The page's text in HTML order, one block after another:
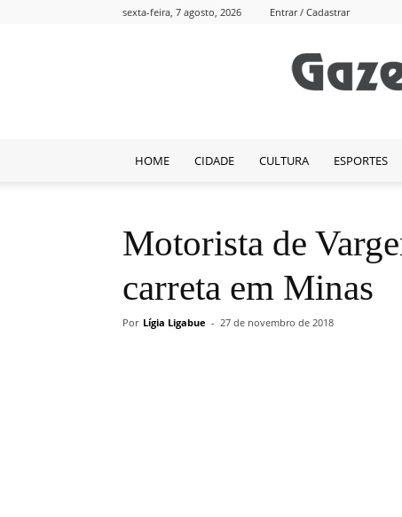
sexta-feira, 7 agosto, 2026 Entrar / Cadastrar
HOME CIDADE CULTURA ESPORTES
Motorista de
carreta em Minas
Por Lígia Ligabue - 27 de novembro de 2018